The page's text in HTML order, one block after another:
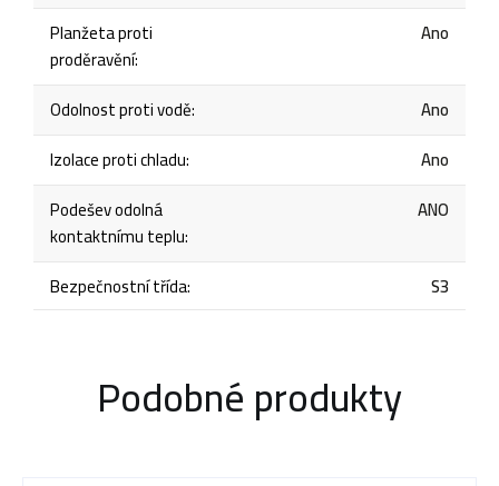
Planžeta proti
proděravění:
Ano
Odolnost proti vodě:
Ano
Izolace proti chladu:
Ano
Podešev odolná
kontaktnímu teplu:
ANO
Bezpečnostní třída: S3
Podobné produkty